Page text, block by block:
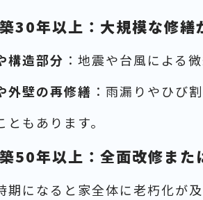
築30​​年以上：大規模な修繕
構造部分 ：地震や台風による
外壁の再修繕 ：雨漏りやひび
ともあります。
築50年以上：全面改修また
期になると家全体に老朽化が